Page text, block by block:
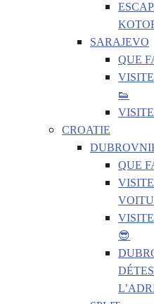
SARAJEVO
QUE
👟
CROATIE
QUE
😎